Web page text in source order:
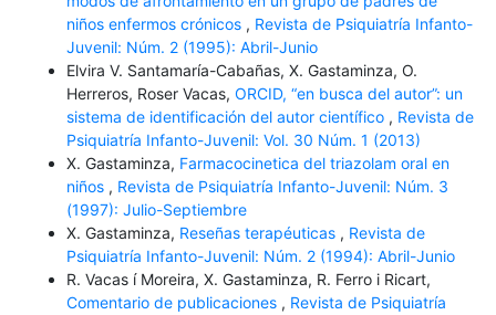
niños enfermos crónicos , Revista de Psiquiatría Infanto-
Juvenil: Núm. 2 (1995): Abril-Junio
Elvira V. Santamaría-Cabañas, X. Gastaminza, O.
Herreros, Roser Vacas, ORCID, “en busca del autor”: un
sistema de identificación del autor científico , Revista de
Psiquiatría Infanto-Juvenil: Vol. 30 Núm. 1 (2013)
X. Gastaminza, Farmacocinetica del triazolam oral en
niños , Revista de Psiquiatría Infanto-Juvenil: Núm. 3
(1997): Julio-Septiembre
X. Gastaminza, Reseñas terapéuticas , Revista de
Psiquiatría Infanto-Juvenil: Núm. 2 (1994): Abril-Junio
R. Vacas í Moreira, X. Gastaminza, R. Ferro i Ricart,
Comentario de publicaciones , Revista de Psiquiatría